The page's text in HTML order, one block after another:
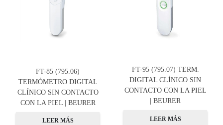
FT-85 (795.06)
TERMÓMETRO DIGITAL
CLÍNICO SIN CONTACTO
CON LA PIEL | BEURER
LEER MÁS
FT-95 (795.07) TERM.
DIGITAL CLÍNICO SIN
CONTACTO CON LA PIEL
| BEURER
LEER MÁS